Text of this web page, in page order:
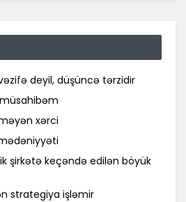
deyil, düşüncə tərzidir
xərci
şirkətə keçəndə edilən böyük
strategiya işləmir